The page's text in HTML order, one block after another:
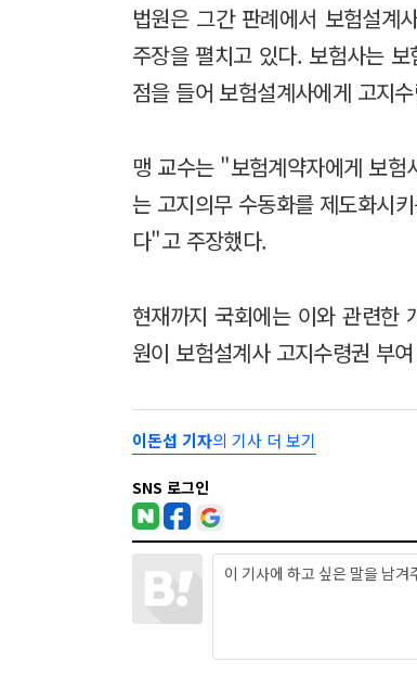
법원은 그간 판례에서 보험설계
주장을 펼치고 있다. 보험사는
점을 들어 보험설계사에게 고지
맹 교수는 "보험계약자에게 보
는 고지의무 수동화를 제도화시
다"고 주장했다.
현재까지 국회에는 이와 관련한
원이 보험설계사 고지수령권 부
이돈섭 기자의 기사 더 보기
SNS 로그인